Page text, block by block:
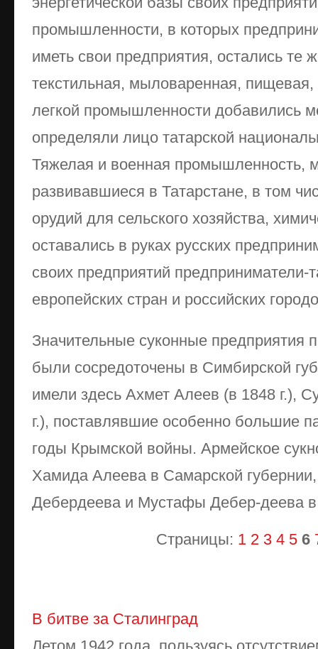
промышленности, в которых
иметь свои предприятия, остались те
текстильная, мыловаренная,
легкой промышленности добавились
определяли лицо татарской
Тяжелая и военная промышленность,
развивавшиеся в Татарстане, в том
орудий для сельского хозяйства,
оставались в руках русских
своих предприятий
европейских стран и российских
Значительные суконные предприятия
были сосредоточены в Симбирской
имели здесь Ахмет Алеев (в 1848 г.),
г.), поставлявшие особенно большие
годы Крымской войны. Армейское
Хамида Алеева в Самарской
Дебердеева и Мустафы Дебер-деева в
Страницы: 1 2 3 4 5 6
В битве за Сталинград